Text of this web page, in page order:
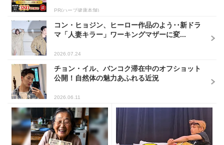
PR(ハーブ健康本舗)
コン・ヒョジン、ヒーロー作品のよう･･新ドラ
マ「人妻キラー」ワーキングマザーに変...
2026.07.24
チョン・イル、バンコク滞在中のオフショット
公開！自然体の魅力あふれる近況
2026.06.11